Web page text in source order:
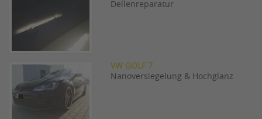
Dellenreparatur
VW GOLF 7
Nanoversiegelung & Hochglanz